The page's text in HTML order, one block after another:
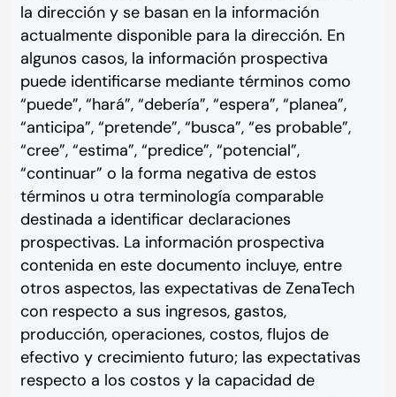
la dirección y se basan en la información
actualmente disponible para la dirección. En
algunos casos, la información prospectiva
puede identificarse mediante términos como
“puede”, “hará”, “debería”, “espera”, “planea”,
“anticipa”, “pretende”, “busca”, “es probable”,
“cree”, “estima”, “predice”, “potencial”,
“continuar” o la forma negativa de estos
términos u otra terminología comparable
destinada a identificar declaraciones
prospectivas. La información prospectiva
contenida en este documento incluye, entre
otros aspectos, las expectativas de ZenaTech
con respecto a sus ingresos, gastos,
producción, operaciones, costos, flujos de
efectivo y crecimiento futuro; las expectativas
respecto a los costos y la capacidad de